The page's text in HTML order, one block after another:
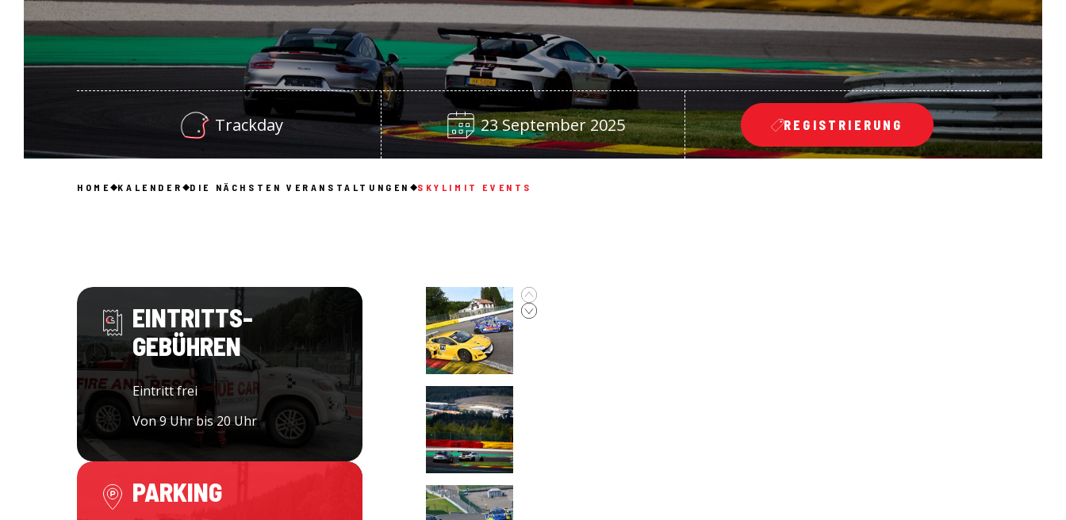
Trackday 23 September 2025 REGISTRIERUNG
HOME KALENDER DIE NÄCHSTEN VERANSTALTUNGEN SKYLIMIT EVENTS
EINTRITTS-
GEBÜHREN
Eintritt frei
Von 9 Uhr bis 20 Uhr
PARKING